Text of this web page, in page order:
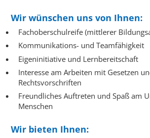
Wir wünschen uns von Ihnen:
Fachoberschulreife (mittlerer
Kommunikations- und Teamfähigkeit
Eigeninitiative und Lernbereitschaft
Interesse am Arbeiten mit Gesetzen
Rechtsvorschriften
Freundliches Auftreten und Spaß am
Menschen
Wir bieten Ihnen: